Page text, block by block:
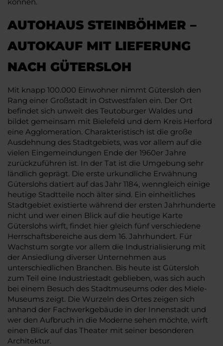
AUTOHAUS STEINBÖHMER –
AUTOKAUF MIT LIEFERUNG
NACH GÜTERSLOH
Mit knapp 100.000 Einwohner nimmt Gütersloh den
Rang einer Großstadt in Ostwestfalen ein. Der Ort
befindet sich unweit des Teutoburger Waldes und
bildet gemeinsam mit Bielefeld und dem Kreis Herford
eine Agglomeration. Charakteristisch ist die große
Ausdehnung des Stadtgebiets, was vor allem auf die
vielen Eingemeindungen Ende der 1960er Jahre
zurückzuführen ist. In der Tat ist die Umgebung sehr
ländlich geprägt. Die erste urkundliche Erwähnung
Güterslohs datiert auf das Jahr 1184, wenngleich einige
heutige Stadtteile noch älter sind. Ein einheitliches
Stadtgebiet existierte während der ersten Jahrhunderte
nicht und wer einen Blick auf die heutige Karte
Güterslohs wirft, findet hier gleich fünf verschiedene
Herrschaftsbereiche aus dem 16. Jahrhundert. Für
Wachstum sorgte vor allem die Industrialisierung mit
der Ansiedlung diverser Unternehmen aus
unterschiedlichen Branchen. Bis heute ist Gütersloh
zum Teil eine Industriestadt geblieben, was sich auch
bei einem Besuch des Stadtmuseums oder des Miele-
Museums zeigt. Die Wurzeln des Ortes zeigen sich
anhand der Fachwerkgebäude in der Innenstadt und
wer den Aufbruch in die Moderne sehen möchte, wirft
einen Blick auf das Theater mit seiner besonderen
Architektur.